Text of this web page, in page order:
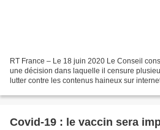
RT France – Le 18 juin 2020 Le Conseil
une décision dans laquelle il censure
lutter contre les contenus haineux sur
Covid-19 : le vaccin sera